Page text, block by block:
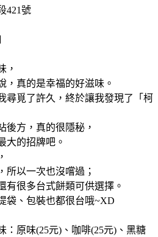
421號
，
，真的是幸福的好滋味。
尋覓了許久，終於讓我發現了「柯
後方，真的很隱秘，
大的招牌吧。
所以一次也沒嚐過；
有很多台式餅類可供選擇。
袋、包裝也都很台哦~XD
：原味(25元)、咖啡(25元)、黑糖